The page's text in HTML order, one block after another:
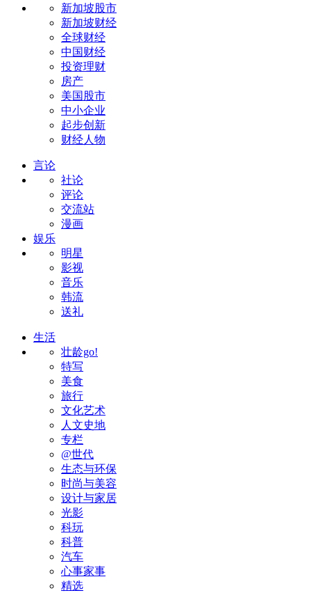
新加坡股市
新加坡财经
全球财经
中国财经
投资理财
房产
美国股市
中小企业
起步创新
财经人物
言论
社论
评论
交流站
漫画
娱乐
明星
影视
音乐
韩流
送礼
生活
壮龄go!
特写
美食
旅行
文化艺术
人文史地
专栏
@世代
生态与环保
时尚与美容
设计与家居
光影
科玩
科普
汽车
心事家事
精选